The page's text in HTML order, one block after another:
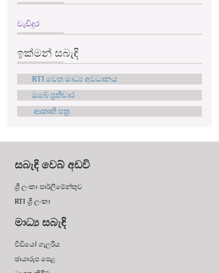
වැඩිදුර
ඉක්මන් සබැඳි
RTI වෙත මාධ්‍ය අවධානය
ඔබේ ප්‍රතිචාර
ආකෘති පත්‍ර
සබැඳි වෙබ් අඩවි
ශ්‍රී ලංකා පාර්ලිමේන්තුව
RTI ශ්‍රී ලංකා
මාධ්‍ය සබැඳි
වීඩියෝ ගැලරිය
ඡායාරූප පෙළ